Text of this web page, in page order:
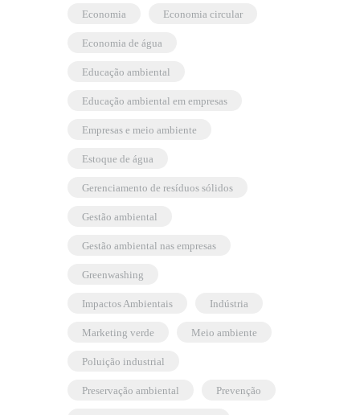
economia economia circular
economia de água
educação ambiental
educação ambiental em empresas
empresas e meio ambiente
estoque de água
gerenciamento de resíduos sólidos
gestão ambiental
gestão ambiental nas empresas
greenwashing
Impactos Ambientais indústria
marketing verde meio ambiente
poluição industrial
preservação ambiental prevenção